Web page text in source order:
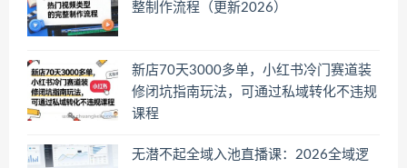
整制作流程（更新2026）
新店70天3000多单，小红书冷门赛道装
修闭坑指南玩法，可通过私域转化不违规
课程
无潜不起全域入池直播课：2026全域逻